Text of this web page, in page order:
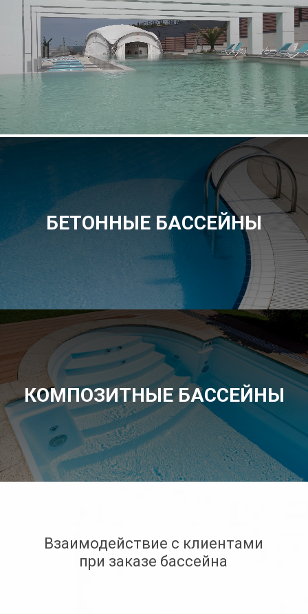
БЕТОННЫЕ БАССЕЙНЫ
КОМПОЗИТНЫЕ БАССЕЙНЫ
Взаимодействие с клиентами
при заказе бассейна